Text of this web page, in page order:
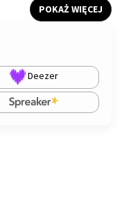
POKAŻ WIĘCEJ
Deezer